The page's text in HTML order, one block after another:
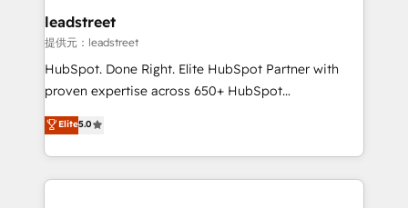
and technology for predictable, scalable revenue
growth. Our expertise spans RevOps, CRM and data
architecture, AI enablement, and strategic marketing,
delivered through our proprietary FLAIR framework
Partner and ISO 27001:2022 certified consultancy,
we blend strategy, creativity, and technology to help
leadstreet
提供元：leadstreet
HubSpot. Done Right. Elite HubSpot Partner with
proven expertise across 650+ HubSpot
implementations. With 12+ years of HubSpot
experience, we help you use the HubSpot platform
to its fullest capacity, improve your current HubSpot
website, or build your new one.
Elite5.0